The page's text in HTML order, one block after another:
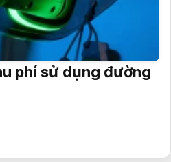
phí sử dụng đường